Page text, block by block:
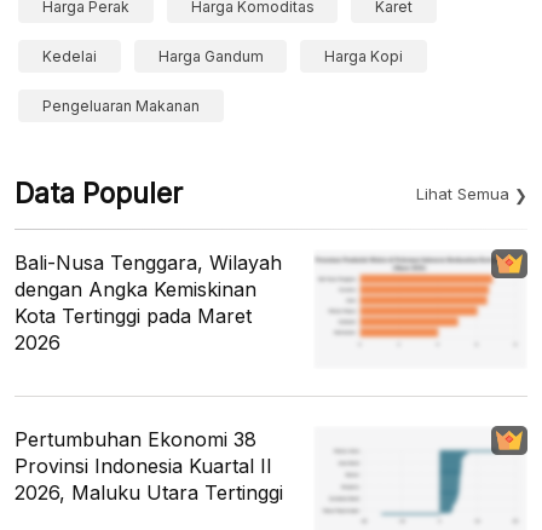
Harga Perak Harga Komoditas Karet
Kedelai Harga Gandum Harga Kopi
Pengeluaran Makanan
Data Populer Lihat Semua
Bali-Nusa Tenggara, Wilayah
dengan Angka Kemiskinan
Kota Tertinggi pada Maret
2026
Pertumbuhan Ekonomi 38
Provinsi Indonesia Kuartal II
2026, Maluku Utara Tertinggi